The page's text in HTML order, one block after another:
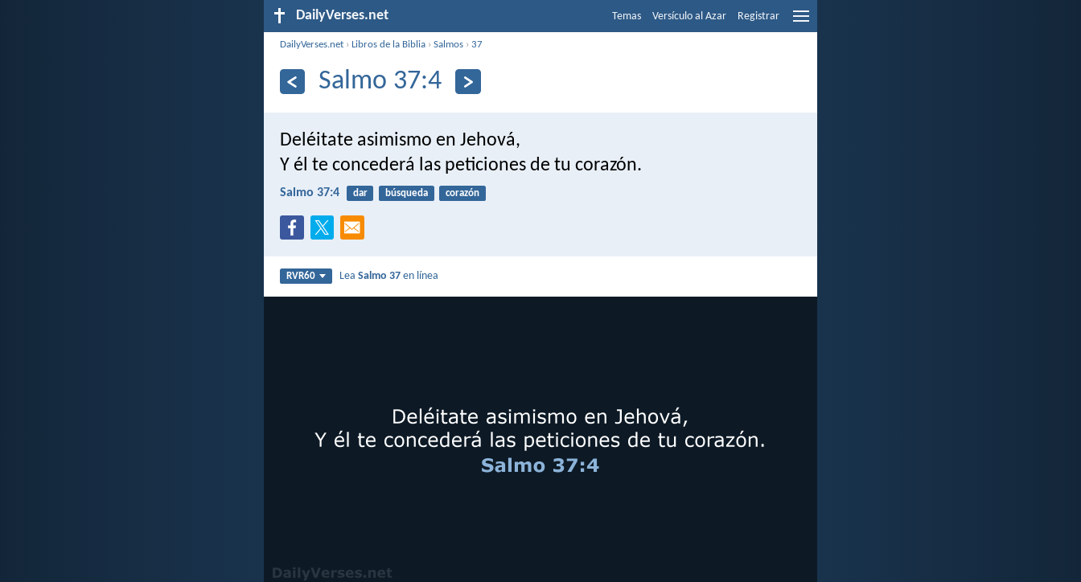
DailyVerses.net Temas Versículo al Azar Registrar
DailyVerses.net ›Libros de la Biblia ›Salmos ›37
Salmo 37:4
Deléitate asimismo en Jehová,
Y él te concederá las peticiones de tu corazón.
Salmo 37:4 dar búsqueda corazón
RVR60 LeaSalmo 37 en línea